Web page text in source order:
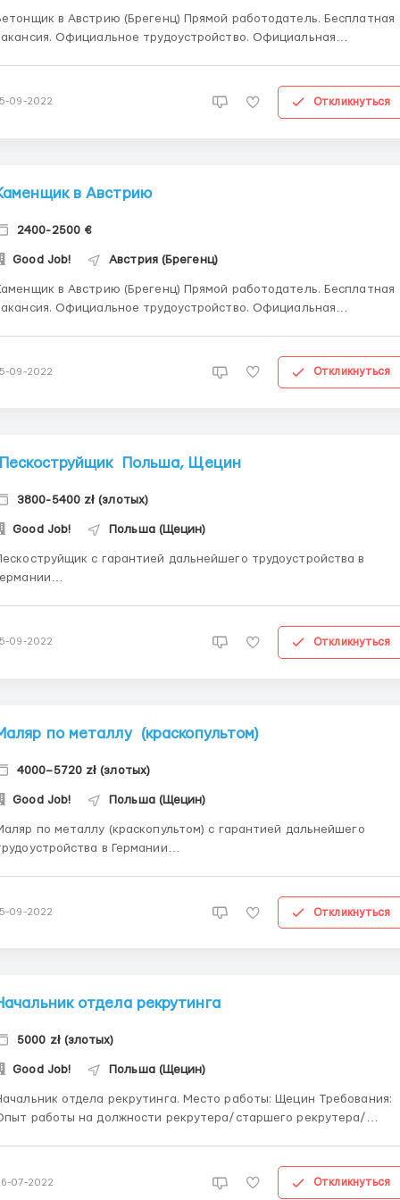
в Австрию (Брегенц) Прямой работодатель. Бесплатная
Официальное трудоустройство. Официальная
платы. _________________________ 10 € netto (на руки...
09-2022 Откликнуться
в Австрию
2400-2500 €
Good Job! Австрия (Брегенц)
в Австрию (Брегенц) Прямой работодатель. Бесплатная
Официальное трудоустройство. Официальная
платы. _______________________ 10 € netto (на руки), 240
09-2022 Откликнуться
Пескоструйщик Польша, Щецин
3800-5400 zł (злотых)
Good Job! Польша (Щецин)
с гарантией дальнейшего трудоустройства в
_____________________________________________
15-09-2022 Откликнуться
по металлу (краскопультом)
4000–5720 zł (злотых)
Good Job! Польша (Щецин)
по металлу (краскопультом) с гарантией дальнейшего
в Германии
_____________________________________________
09-2022 Откликнуться
отдела рекрутинга
5000 zł (злотых)
Good Job! Польша (Щецин)
отдела рекрутинга. Место работы: Щецин Требования:
работы на должности рекрутера/старшего рекрутера/
Facebook,Теlegram,Viber и т.п) Опыт создания и коммуникаций с
07-2022 Откликнуться